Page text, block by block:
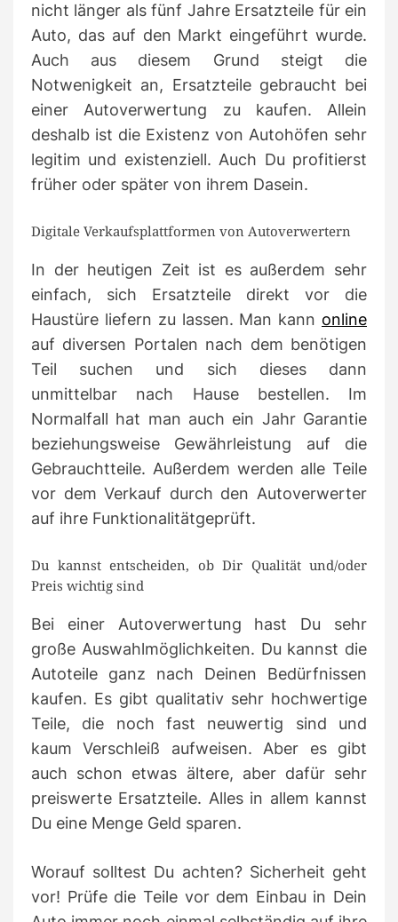
nicht länger als fünf Jahre Ersatzteile für ein
Auto, das auf den Markt eingeführt wurde.
Auch aus diesem Grund steigt die
Notwenigkeit an, Ersatzteile gebraucht bei
einer Autoverwertung zu kaufen. Allein
deshalb ist die Existenz von Autohöfen sehr
legitim und existenziell. Auch Du profitierst
früher oder später von ihrem Dasein.
Digitale Verkaufsplattformen von Autoverwertern
In der heutigen Zeit ist es außerdem sehr
einfach, sich Ersatzteile direkt vor die
Haustüre liefern zu lassen. Man kann online
auf diversen Portalen nach dem benötigen
Teil suchen und sich dieses dann
unmittelbar nach Hause bestellen. Im
Normalfall hat man auch ein Jahr Garantie
beziehungsweise Gewährleistung auf die
Gebrauchtteile. Außerdem werden alle Teile
vor dem Verkauf durch den Autoverwerter
auf ihre Funktionalitätgeprüft.
Du kannst entscheiden, ob Dir Qualität und/oder
Preis wichtig sind
Bei einer Autoverwertung hast Du sehr
große Auswahlmöglichkeiten. Du kannst die
Autoteile ganz nach Deinen Bedürfnissen
kaufen. Es gibt qualitativ sehr hochwertige
Teile, die noch fast neuwertig sind und
kaum Verschleiß aufweisen. Aber es gibt
auch schon etwas ältere, aber dafür sehr
preiswerte Ersatzteile. Alles in allem kannst
Du eine Menge Geld sparen.
Worauf solltest Du achten? Sicherheit geht
vor! Prüfe die Teile vor dem Einbau in Dein